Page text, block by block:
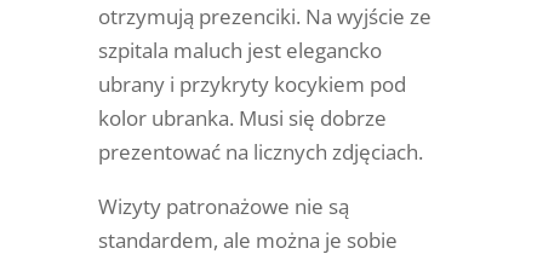
otrzymują prezenciki. Na wyjście ze
szpitala maluch jest elegancko
ubrany i przykryty kocykiem pod
kolor ubranka. Musi się dobrze
prezentować na licznych zdjęciach.
Wizyty patronażowe nie są
standardem, ale można je sobie